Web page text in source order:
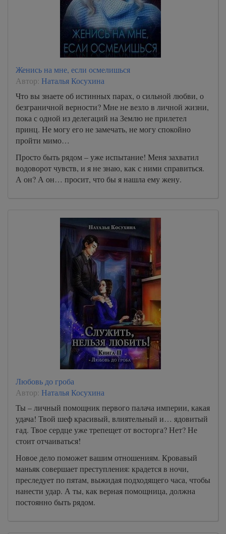
Женись на мне, если осмелишься
Автор: Наталья Косухина
Что вы знаете об истинных парах, о сильной любви, о
безграничной верности? Мне не везло в личной жизни,
пока с одной из делегаций на Землю не прилетел
принц. Не могу его не замечать, не могу спокойно
пройти мимо…
Просто быть рядом – уже испытание! Меня захватил
водоворот чувств, и я не знаю, как с ними справиться.
А он? А он… просит, что бы я нашла ему жену.
Любовь до гроба
Автор: Наталья Косухина
Ты – личный помощник первого палача империи, какая
удача! Твой шеф красивый, влиятельный и… ядовитый
гад. Твое сердце уже трепещет от восторга? Нет? Не
стоит отчаиваться!
Новое дело поможет вашим отношениям. Кровавый
маньяк совершает преступления: крадется в ночи,
преследует по пятам, выжидая подходящего часа, чтобы
нанести удар. А ты, как верная помощница, должна
постоянно быть рядом.